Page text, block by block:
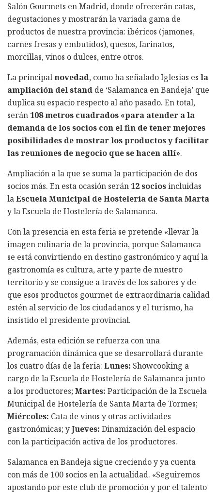
Salón Gourmets en Madrid, donde ofrecerán catas,
degustaciones y mostrarán la variada gama de
productos de nuestra provincia: ibéricos (jamones,
carnes fresas y embutidos), quesos, farinatos,
morcillas, vinos o dulces, entre otros.
La principalnovedad, como ha señalado Iglesias es la
ampliación del stand de ‘Salamanca en Bandeja’ que
duplica su espacio respecto al año pasado. En total,
serán 108 metros cuadrados «para atender a la
demanda de los socios con el fin de tener mejores
posibilidades de mostrar los productos y facilitar
las reuniones de negocio que se hacen allí».
Ampliación a la que se suma la participación de dos
socios más. En esta ocasión serán 12 sociosincluidas
laEscuela Municipal de Hostelería de Santa Marta
y la Escuela de Hostelería de Salamanca.
Con la presencia en esta feria se pretende «llevar la
imagen culinaria de la provincia, porque Salamanca
se está convirtiendo en destino gastronómico y aquí la
gastronomía es cultura, arte y parte de nuestro
territorio y se consigue a través de los sabores y de
que esos productos gourmet de extraordinaria calidad
estén al servicio de los ciudadanos y el turismo, ha
insistido el presidente provincial.
Además, esta edición se refuerza con una
programación dinámica que se desarrollará durante
los cuatro días de la feria: Lunes: Showcooking a
cargo de la Escuela de Hostelería de Salamanca junto
a los productores; Martes: Participación de la Escuela
Municipal de Hostelería de Santa Marta de Tormes;
Miércoles: Cata de vinos y otras actividades
gastronómicas; yJueves: Dinamización del espacio
con la participación activa de los productores.
Salamanca en Bandeja sigue creciendo y ya cuenta
con más de 100 socios en la actualidad. «Seguiremos
apostando por este club de promoción y por el talento